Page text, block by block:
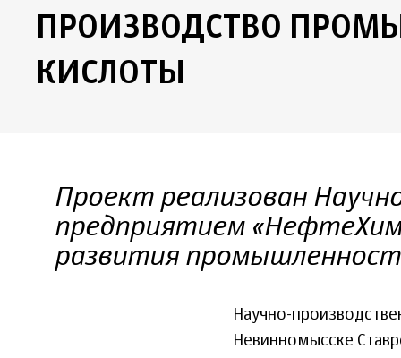
ПРОИЗВОДСТВО
КИСЛОТЫ
Проект реализован
предприятием
развития
Научно-
Невинномысске